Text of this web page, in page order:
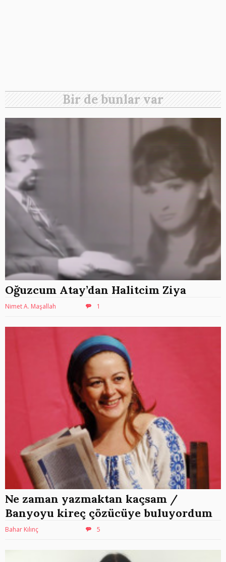
Bir de bunlar var
Oğuzcum Atay’dan Halitcim Ziya
Nimet A. Maşallah 1
Ne zaman yazmaktan kaçsam /
Banyoyu kireç çözücüye buluyordum
Bahar Kılınç 5